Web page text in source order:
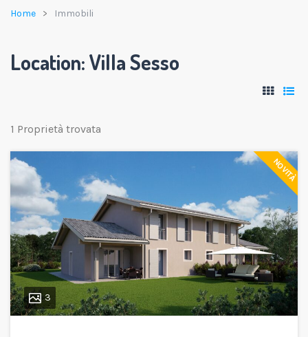
Home Immobili
Location:Villa Sesso
1 Proprietà trovata
NOVITÀ
3